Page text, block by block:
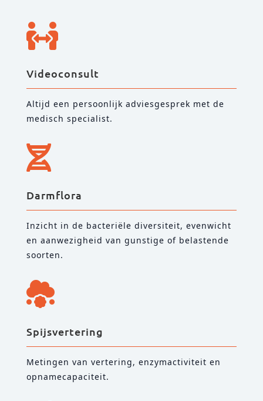

Videoconsult
Altijd een persoonlijk adviesgesprek met de
medisch specialist.

Darmflora
Inzicht in de bacteriële diversiteit, evenwicht
en aanwezigheid van gunstige of belastende
soorten.

Spijsvertering
Metingen van vertering, enzymactiviteit en
opnamecapaciteit.